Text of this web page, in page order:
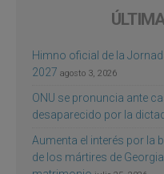
Himno oficial de la
2027 agosto 3, 2026
ONU se pronuncia ante
desaparecido por la
Aumenta el interés por la
de los mártires de